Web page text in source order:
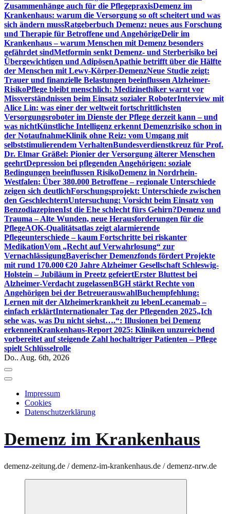
Zusammenhänge auch für die PflegepraxisDemenz im
Krankenhaus: warum die Versorgung so oft scheitert und was
sich ändern mussRatgeberbuch Demenz: neues aus Forschung
und Therapie für Betroffene und AngehörigeDelir im
Krankenhaus – warum Menschen mit Demenz besonders
gefährdet sindMetformin senkt Demenz- und Sterberisiko bei
Übergewichtigen und AdipösenApathie betrifft über die Hälfte
der Menschen mit Lewy-Körper-DemenzNeue Studie zeigt:
Trauer und finanzielle Belastungen beeinflussen Alzheimer-
RisikoPflege bleibt menschlich: Medizinethiker warnt vor
Missverständnissen beim Einsatz sozialer RoboterInterview mit
Alice Lin: was einer der weltweit fortschrittlichsten
Versorgungsroboter im Dienste der Pflege derzeit kann – und
was nichtKünstliche Intelligenz erkennt Demenzrisiko schon in
der NotaufnahmeKlinik ohne Reiz: vom Umgang mit
selbststimulierendem VerhaltenBundesverdienstkreuz für Prof.
Dr. Elmar Gräßel: Pionier der Versorgung älterer Menschen
geehrtDepression bei pflegenden Angehörigen: soziale
Bedingungen beeinflussen RisikoDemenz in Nordrhein-
Westfalen: Über 380.000 Betroffene – regionale Unterschiede
zeigen sich deutlichForschungsprojekt: Unterschiede zwischen
den GeschlechternUntersuchung: Vorsicht beim Einsatz von
BenzodiazepinenIst die Ehe schlecht fürs Gehirn?Demenz und
Trauma – Alte Wunden, neue Herausforderungen für die
PflegeAOK-Qualitätsatlas zeigt alarmierende
Pflegeunterschiede – kaum Fortschritte bei riskanter
MedikationVom „Recht auf Verwahrlosung“ zur
VernachlässigungBayerischer Demenzfonds fördert Projekte
mit rund 170.000 €20 Jahre Alzheimer Gesellschaft Schleswig-
Holstein – Jubiläum in Preetz gefeiertErster Bluttest bei
Alzheimer-Verdacht zugelassenBGH stärkt Rechte von
Angehörigen bei der BetreuerauswahlBuchempfehlung:
Lernen mit der Alzheimerkrankheit zu lebenLecanemab –
einfach erklärtInternationaler Tag der Pflegenden 2025„Ich
sehe was, was Du nicht siehst….“: Illusionen bei Demenz
erkennenKrankenhaus-Report 2025: Kliniken unzureichend
vorbereitet auf steigende Zahl hochaltriger Patienten – Pflege
spielt Schlüsselrolle
Do.. Aug. 6th, 2026
Impressum
Cookies
Datenschutzerklärung
Demenz im Krankenhaus
demenz-zeitung.de / demenz-im-krankenhaus.de / demenz-nrw.de